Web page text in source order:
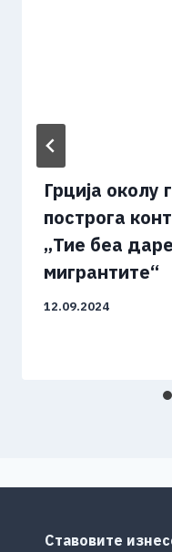
Грција околу
построга
„Тие беа
мигрантите“
12.09.2024
Ставовите